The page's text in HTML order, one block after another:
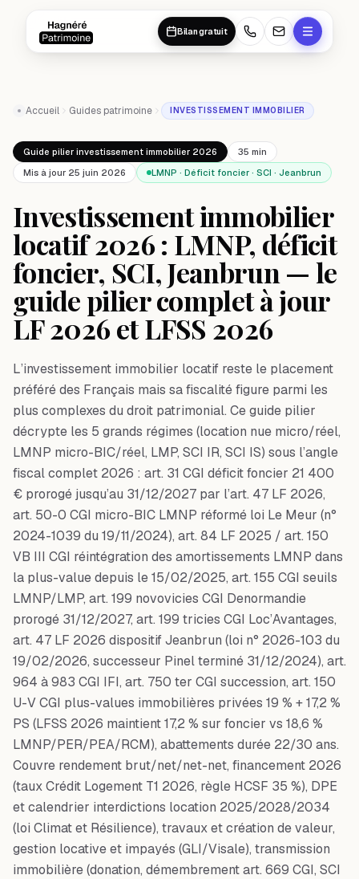
Bilan gratuit
Accueil Guides patrimoine INVESTISSEMENT IMMOBILIER
Guide pilier investissement immobilier 2026
35 min
Mis à jour 25 juin 2026
LMNP · Déficit foncier · SCI · Jeanbrun
Investissement immobilier
locatif 2026 : LMNP, déficit
foncier, SCI, Jeanbrun — le
guide pilier complet à jour
LF 2026 et LFSS 2026
L’investissement immobilier locatif reste le placement
préféré des Français mais sa fiscalité figure parmi les
plus complexes du droit patrimonial. Ce guide pilier
décrypte les 5 grands régimes (location nue micro/réel,
LMNP micro-BIC/réel, LMP, SCI IR, SCI IS) sous l’angle
fiscal complet 2026 : art. 31 CGI déficit foncier 21 400
€ prorogé jusqu’au 31/12/2027 par l’art. 47 LF 2026,
art. 50-0 CGI micro-BIC LMNP réformé loi Le Meur (n°
2024-1039 du 19/11/2024), art. 84 LF 2025 / art. 150
VB III CGI réintégration des amortissements LMNP dans
la plus-value depuis le 15/02/2025, art. 155 CGI seuils
LMNP/LMP, art. 199 novovicies CGI Denormandie
prorogé 31/12/2027, art. 199 tricies CGI Loc’Avantages,
art. 47 LF 2026 dispositif Jeanbrun (loi n° 2026-103 du
19/02/2026, successeur Pinel terminé 31/12/2024), art.
964 à 983 CGI IFI, art. 750 ter CGI succession, art. 150
U-V CGI plus-values immobilières privées 19 % + 17,2 %
PS (LFSS 2026 maintient 17,2 % sur foncier vs 18,6 %
LMNP/PER/PEA/RCM), abattements durée 22/30 ans.
Couvre rendement brut/net/net-net, financement 2026
(taux Crédit Logement T1 2026, règle HCSF 35 %), DPE
et calendrier interdictions location 2025/2028/2034
(loi Climat et Résilience), travaux et création de valeur,
gestion locative et impayés (GLI/Visale), transmission
immobilière (donation, démembrement art. 669 CGI, SCI